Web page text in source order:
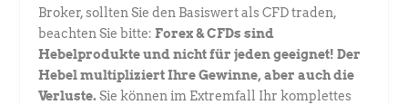
Broker, sollten Sie den Basiswert als CFD traden,
beachten Sie bitte:Forex & CFDs sind
Hebelprodukte und nicht für jeden geeignet! Der
Hebel multipliziert Ihre Gewinne, aber auch die
Verluste. Sie können im Extremfall Ihr komplettes